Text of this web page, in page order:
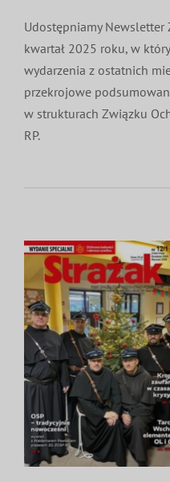
Udostępniamy Newsletter
kwartał 2025 roku, w
wydarzenia z ostatnich
przekrojowe
w strukturach Związku
RP.